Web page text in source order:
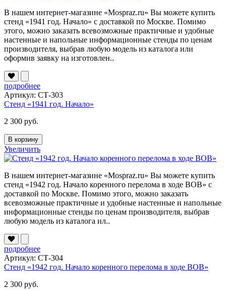
В нашем интернет-магазине «Mospraz.ru» Вы можете купить
стенд «1941 год. Начало» с доставкой по Москве. Помимо
этого, можно заказать всевозможные практичные и удобные
настенные и напольные информационные стенды по ценам
производителя, выбрав любую модель из каталога или
оформив заявку на изготовлен..
подробнее
Артикул: СТ-303
Стенд «1941 год. Начало»
2 300 руб.
В корзину
Увеличить
В нашем интернет-магазине «Mospraz.ru» Вы можете купить
стенд «1942 год. Начало коренного перелома в ходе ВОВ» с
доставкой по Москве. Помимо этого, можно заказать
всевозможные практичные и удобные настенные и напольные
информационные стенды по ценам производителя, выбрав
любую модель из каталога ил..
подробнее
Артикул: СТ-304
Стенд «1942 год. Начало коренного перелома в ходе ВОВ»
2 300 руб.